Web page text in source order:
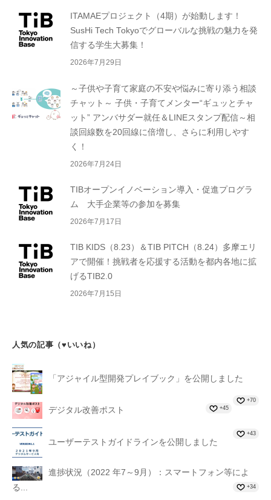
ITAMAEプロジェクト（4期）が始動します！
SusHi Tech Tokyoでグローバルな挑戦の魅力を発
信する学生大募集！
2026年7月29日
～子供や子育て家庭の不安や悩みに寄り添う相談
チャット～ 子供・子育てメンター“ギュッとチャ
ット” アンバサダー就任＆LINEスタンプ配信～相
談回線数を20回線に倍増し、さらに利用しやす
く！
2026年7月24日
TIBオープンイノベーション導入・促進プログラ
ム 大手企業等の参加を募集
2026年7月17日
TIB KIDS（8.23）＆TIB PITCH（8.24）多摩エリ
アで開催！挑戦者を応援する活動を都内各地に拡
げるTIB2.0
2026年7月15日
人気の記事（♥いいね）
「アジャイル型開発プレイブック」を公開しました
+70
デジタル改善ポスト +45
ユーザーテストガイドラインを公開しました
+43
進捗状況（2022 年7～9月）：スマートフォン等によ
る...
+34